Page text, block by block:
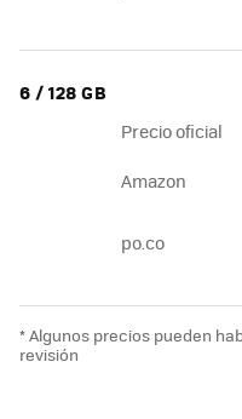
6 / 128 GB
Precio oficial
Amazon
po.co
* Algunos precios pueden
revisión